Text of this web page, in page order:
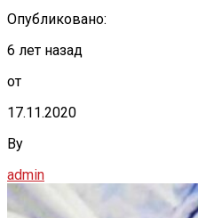
Опубликовано:
6 лет назад
от
17.11.2020
By
admin